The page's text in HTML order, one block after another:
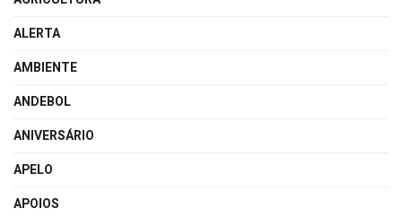
ALERTA
AMBIENTE
ANDEBOL
ANIVERSÁRIO
APELO
APOIOS